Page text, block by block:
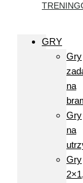
GRY
Gry
na
Gry
na
Gry
2×1,